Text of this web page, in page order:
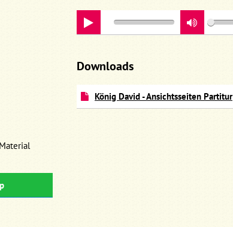
Downloads
König David - Ansichtsseiten Partitur